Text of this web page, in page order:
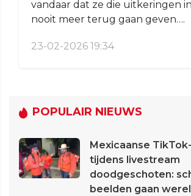
vandaar dat ze die uitkeringen
nooit meer terug gaan geven….
23-02-2026 19:34
POPULAIR NIEUWS
Mexicaanse
tijdens livestream
doodgeschoten:
beelden gaan